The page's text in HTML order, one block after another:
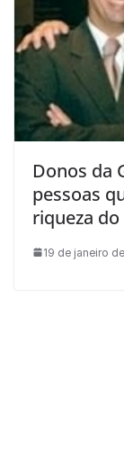
Donos da
pessoas
riqueza do
19 de janeiro